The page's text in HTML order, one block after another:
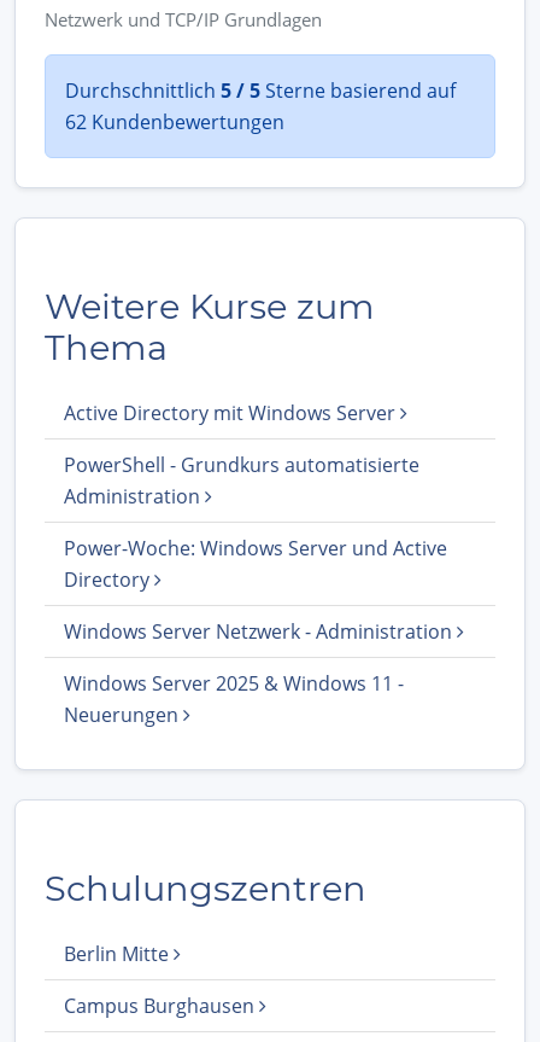
Netzwerk und TCP/IP Grundlagen
Durchschnittlich 5 / 5Sterne basierend auf
62 Kundenbewertungen
Weitere Kurse zum
Thema
Active Directory mit Windows Server
PowerShell - Grundkurs automatisierte
Administration
Power-Woche: Windows Server und Active
Directory
Windows Server Netzwerk - Administration
Windows Server 2025 & Windows 11 -
Neuerungen
Schulungszentren
Berlin Mitte
Campus Burghausen